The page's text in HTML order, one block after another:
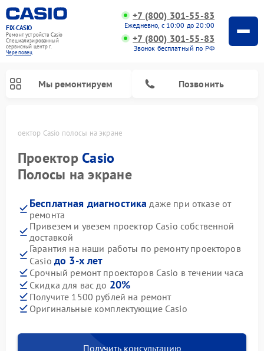
FIX-CASIO
Ремонт устройств Casio
Специализированный
cервисный центр г.
Череповец
+7 (800) 301-55-83
Ежедневно, с 10:00 до 20:00
+7 (800) 301-55-83
Звонок бесплатный по РФ
Мы ремонтируем Позвонить
Проектор Casio полосы на экране
Проектор Casio
Полосы на экране
Бесплатная диагностика даже при отказе от
ремонта
Привезем и увезем проектор Casio собственной
доставкой
Гарантия на наши работы по ремонту проекторов
Casio до 3-х лет
Срочный ремонт проекторов Casio в течении часа
Скидка для вас до 20%
Получите 1500 рублей на ремонт
Оригинальные комплектующие Casio
Получить консультацию